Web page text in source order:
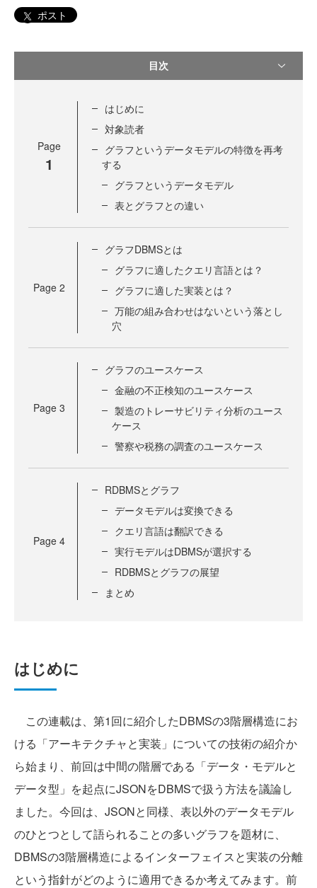
ポスト
目次
Page
1
はじめに
対象読者
グラフというデータモデルの特徴を再考
する
グラフというデータモデル
表とグラフとの違い
Page 2
グラフDBMSとは
グラフに適したクエリ言語とは？
グラフに適した実装とは？
万能の組み合わせはないという落とし
穴
Page 3
グラフのユースケース
金融の不正検知のユースケース
製造のトレーサビリティ分析のユース
ケース
警察や税務の調査のユースケース
Page 4
RDBMSとグラフ
データモデルは変換できる
クエリ言語は翻訳できる
実行モデルはDBMSが選択する
RDBMSとグラフの展望
まとめ
はじめに
この連載は、第1回に紹介したDBMSの3階層構造にお
ける「アーキテクチャと実装」についての技術の紹介か
ら始まり、前回は中間の階層である「データ・モデルと
データ型」を起点にJSONをDBMSで扱う方法を議論し
ました。今回は、JSONと同様、表以外のデータモデル
のひとつとして語られることの多いグラフを題材に、
DBMSの3階層構造によるインターフェイスと実装の分離
という指針がどのように適用できるか考えてみます。前